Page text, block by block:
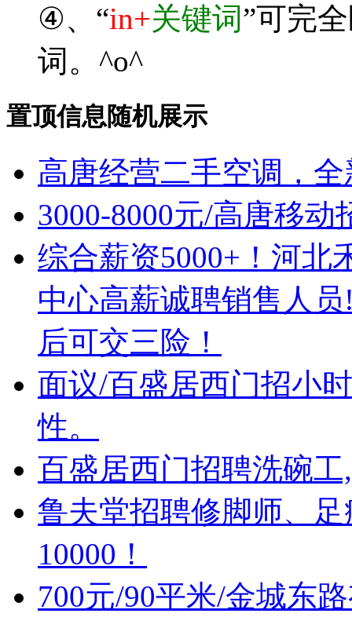
④、“in+关键词”可完
词。^o^
置顶信息随机展示
高唐经营二手空调，
3000-8000元/高唐移动
综合薪资5000+！河北
中心高薪诚聘销售人
后可交三险！
面议/百盛居西门招小
性。
百盛居西门招聘洗碗
鲁夫堂招聘修脚师、
10000！
700元/90平米/金城东